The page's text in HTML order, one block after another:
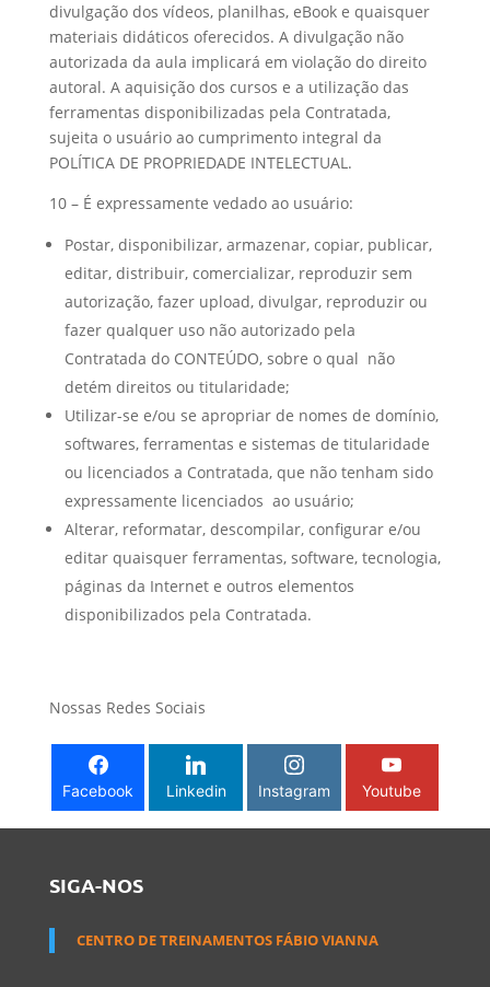
divulgação dos vídeos, planilhas, eBook e quaisquer
materiais didáticos oferecidos. A divulgação não
autorizada da aula implicará em violação do direito
autoral. A aquisição dos cursos e a utilização das
ferramentas disponibilizadas pela Contratada,
sujeita o usuário ao cumprimento integral da
POLÍTICA DE PROPRIEDADE INTELECTUAL.
10 – É expressamente vedado ao usuário:
Postar, disponibilizar, armazenar, copiar, publicar,
editar, distribuir, comercializar, reproduzir sem
autorização, fazer upload, divulgar, reproduzir ou
fazer qualquer uso não autorizado pela
Contratada do CONTEÚDO, sobre o qual não
detém direitos ou titularidade;
Utilizar-se e/ou se apropriar de nomes de domínio,
softwares, ferramentas e sistemas de titularidade
ou licenciados a Contratada, que não tenham sido
expressamente licenciados ao usuário;
Alterar, reformatar, descompilar, configurar e/ou
editar quaisquer ferramentas, software, tecnologia,
páginas da Internet e outros elementos
disponibilizados pela Contratada.
Nossas Redes Sociais
Facebook Linkedin Instagram Youtube
SIGA-NOS
CENTRO DE TREINAMENTOS FÁBIO VIANNA